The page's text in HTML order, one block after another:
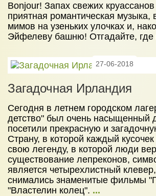
Bonjour! Запах свежих круассанов
приятная романтическая музыка,
мимов на узеньких улочках и,
Эйфелеву башню! Отгадайте,
27-06-2018
Загадочная Ирландия
Сегодня в летнем городском
детство" был очень насыщенный
посетили прекрасную и
Страну, в которой каждый
свою легенду, в которой люди
существование лепреконов,
является четырехлистный
снимались знаменитые фильмы
"Властелин колец". ...